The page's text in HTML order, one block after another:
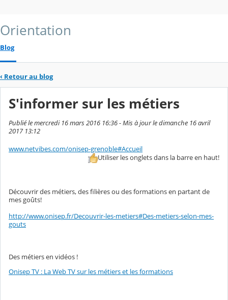
Orientation
Blog
‹ Retour au blog
S'informer sur les métiers
Publié le mercredi 16 mars 2016 16:36 - Mis à jour le dimanche 16 avril
2017 13:12
www.netvibes.com/onisep-grenoble#Accueil
Utiliser les onglets dans la barre en haut!
Découvrir des métiers, des filières ou des formations en partant de
mes goûts!
http://www.onisep.fr/Decouvrir-les-metiers#Des-metiers-selon-mes-
gouts
Des métiers en vidéos !
Onisep TV : La Web TV sur les métiers et les formations